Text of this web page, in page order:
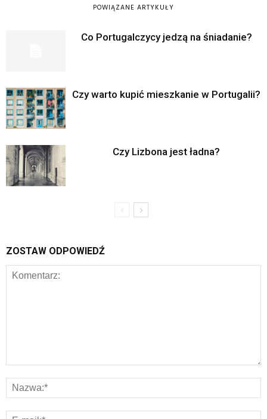
POWIĄZANE ARTYKUŁY
Co Portugalczycy jedzą na śniadanie?
Czy warto kupić mieszkanie w Portugalii?
Czy Lizbona jest ładna?
ZOSTAW ODPOWIEDŹ